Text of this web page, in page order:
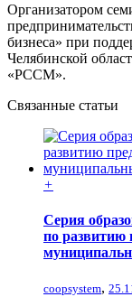
Организатором
бизнеса» при
Челябинской
«РССМ».
Связанные статьи
+
Серия
по развитию
coopsystem,